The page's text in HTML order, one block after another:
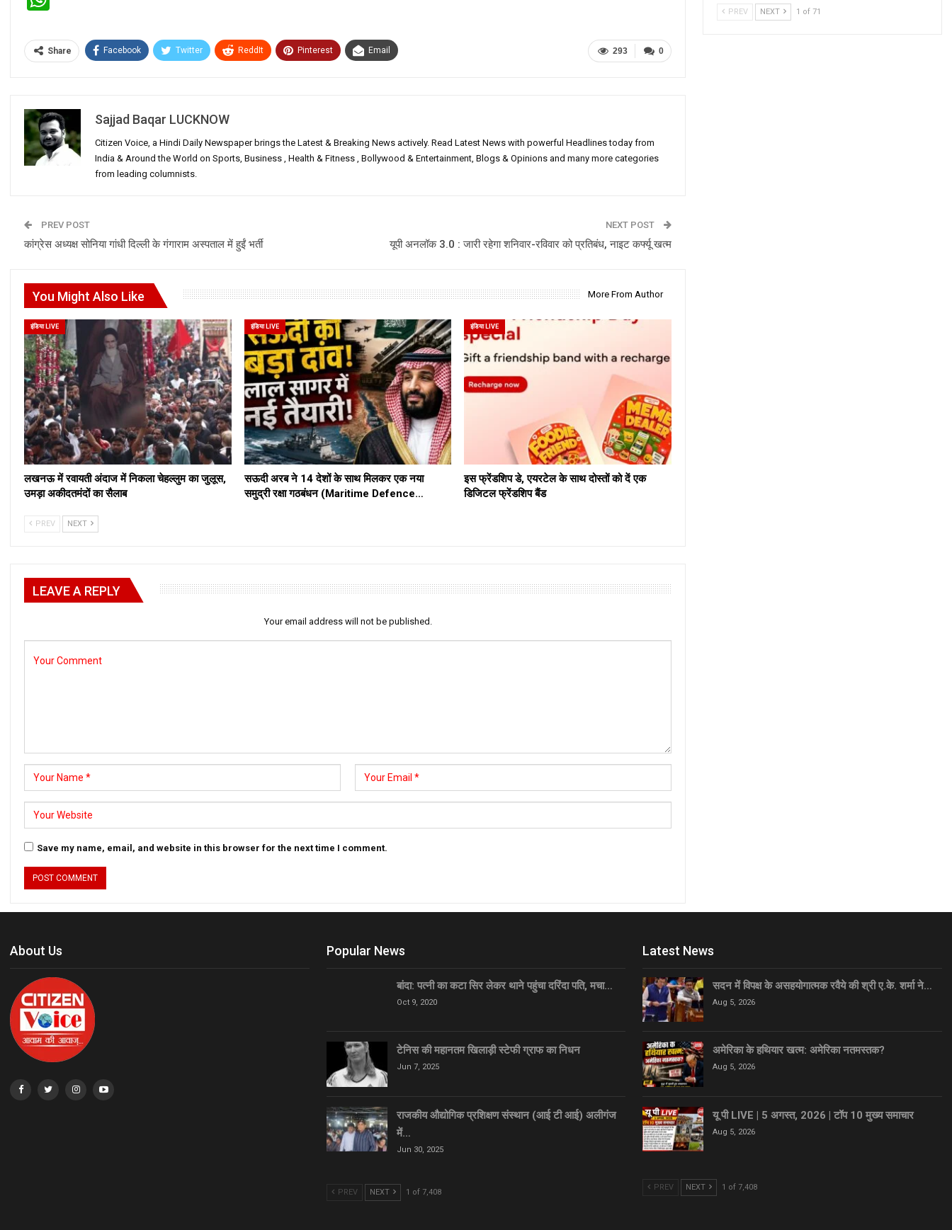
0
293
Share Facebook Twitter ReddIt Pinterest Email
Sajjad Baqar LUCKNOW
Citizen Voice, a Hindi Daily Newspaper brings the Latest & Breaking News actively. Read Latest News with powerful Headlines today from
India & Around the World on Sports, Business , Health & Fitness , Bollywood & Entertainment, Blogs & Opinions and many more categories
from leading columnists.
PREV POST
कांग्रेस अध्यक्ष सोनिया गांधी दिल्ली के गंगाराम अस्पताल में हुईं भर्ती
NEXT POST
यूपी अनलॉक 3.0 : जारी रहेगा शनिवार-रविवार को प्रतिबंध, नाइट कर्फ्यू खत्म
You Might Also Like More From Author
इंडिया LIVE
लखनऊ में रवायती अंदाज में निकला चेहल्लुम का जुलूस,
उमड़ा अकीदतमंदों का सैलाब
इंडिया LIVE
सऊदी अरब ने 14 देशों के साथ मिलकर एक नया
समुद्री रक्षा गठबंधन (Maritime Defence…
इंडिया LIVE
इस फ्रेंडशिप डे, एयरटेल के साथ दोस्तों को दें एक
डिजिटल फ्रेंडशिप बैंड
PREV NEXT
LEAVE A REPLY
Your email address will not be published.
Save my name, email, and website in this browser for the next time I comment.
PREV NEXT 1 of 71
About Us Popular News
बांदा: पत्नी का कटा सिर लेकर थाने पहुंचा दरिंदा पति, मचा…
Oct 9, 2020
टेनिस की महानतम खिलाड़ी स्टेफी ग्राफ का निधन
Jun 7, 2025
राजकीय औद्योगिक प्रशिक्षण संस्थान (आई टी आई) अलीगंज
में…
Jun 30, 2025
PREV NEXT 1 of 7,408
Latest News
सदन में विपक्ष के असहयोगात्मक रवैये की श्री ए.के. शर्मा ने…
Aug 5, 2026
अमेरिका के हथियार खत्म: अमेरिका नतमस्तक?
Aug 5, 2026
यू पी LIVE | 5 अगस्त, 2026 | टॉप 10 मुख्य समाचार
Aug 5, 2026
PREV NEXT 1 of 7,408